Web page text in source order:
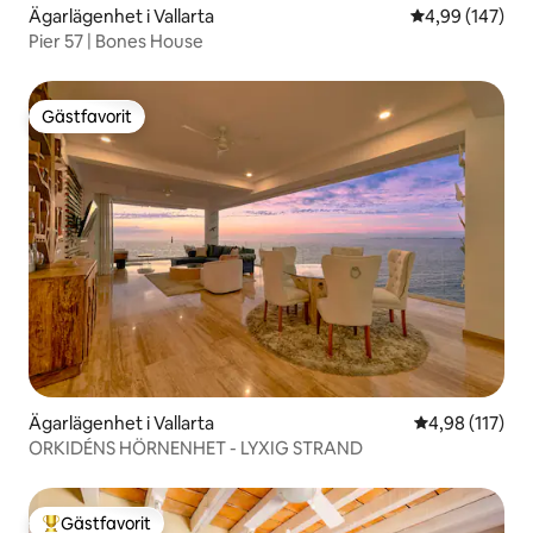
Ägarlägenhet i Vallarta 4,99 av 5 i
4,99 (147)
Pier 57 | Bones House
Gästfavorit
Gästfavorit
Ägarlägenhet i Vallarta 4,98 av 5 i
4,98 (117)
ORKIDÉNS HÖRNENHET - LYXIG STRAND
Gästfavorit